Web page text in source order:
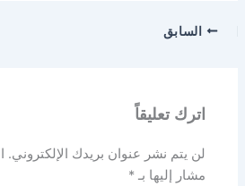
السابق
اترك تعليقاً
لن يتم نشر عنوان بريدك الإلكتروني.
مشار إليها بـ*